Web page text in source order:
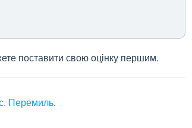
поставити свою оцінку першим.
Перемиль.